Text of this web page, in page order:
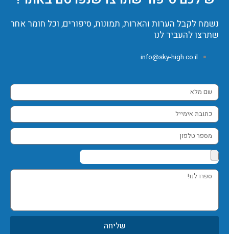
נשמח לקבל הערות והארות, תמונות, סיפורים, וכל חומר אחר
שתרצו להעביר לנו
info@sky-high.co.il
שם
מלא
כתובת
אימייל
מספר
טלפון
ספרו
שליחה